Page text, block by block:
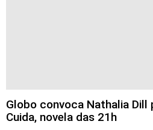
Globo convoca Nathalia Dill
Cuida, novela das 21h